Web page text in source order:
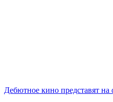
Дебютное кино представят на